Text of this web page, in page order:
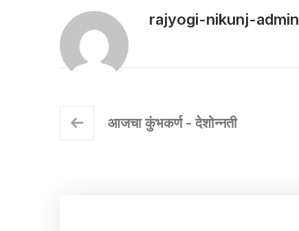
rajyogi-nikunj-admin
आजचा कुंभकर्ण - देशोन्नती